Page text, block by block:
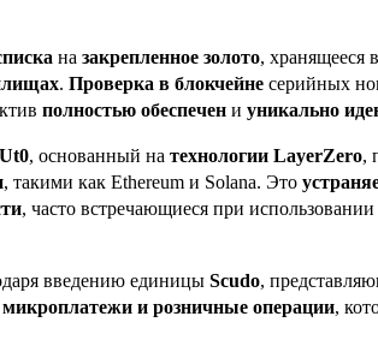
на закрепленное золото, хранящееся в
. Проверка в блокчейне серийных
полностью обеспечен и уникально
, основанный на технологии LayerZero,
, такими как Ethereum и Solana. Это
, часто встречающиеся при
введению единицы Scudo,
микроплатежи и розничные операции,